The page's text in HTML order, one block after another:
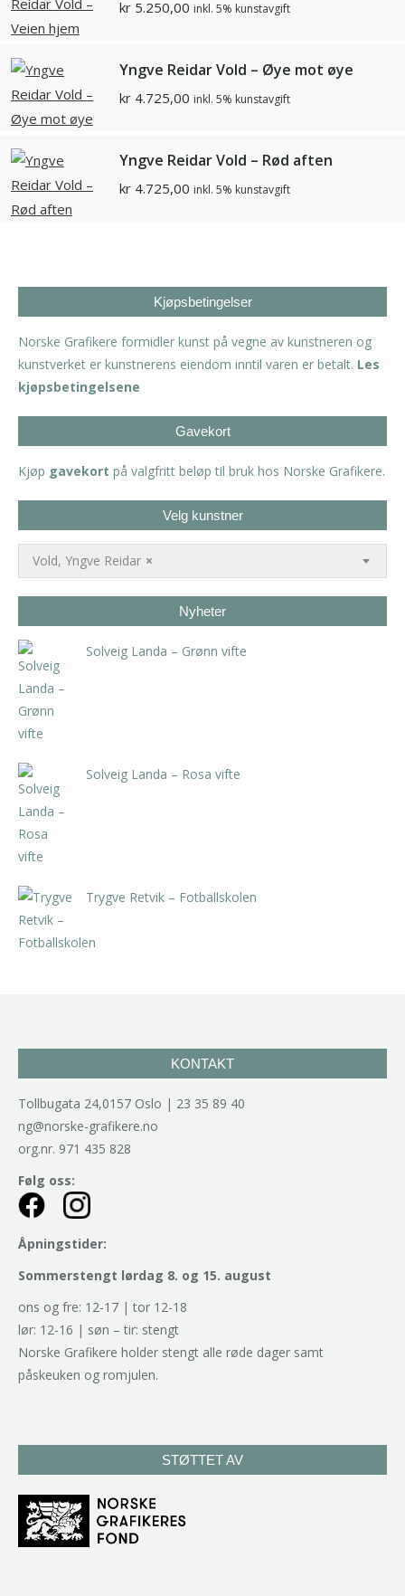
kr 5.250,00 inkl. 5% kunstavgift
Yngve Reidar Vold – Øye mot øye
kr 4.725,00 inkl. 5% kunstavgift
Yngve Reidar Vold – Rød aften
kr 4.725,00 inkl. 5% kunstavgift
Kjøpsbetingelser
Norske Grafikere formidler kunst på vegne av kunstneren og
kunstverket er kunstnerens eiendom inntil varen er betalt. Les
kjøpsbetingelsene
Gavekort
Kjøp gavekort på valgfritt beløp til bruk hos Norske Grafikere.
Velg kunstner
×
Vold, Yngve Reidar
Nyheter
Solveig Landa – Grønn vifte
Solveig Landa – Rosa vifte
Trygve Retvik – Fotballskolen
KONTAKT
Tollbugata 24,0157 Oslo | 23 35 89 40
ng@norske-grafikere.no
org.nr. 971 435 828
Følg oss:
Åpningstider:
Sommerstengt lørdag 8. og 15. august
ons og fre: 12-17 | tor 12-18
lør: 12-16 | søn – tir: stengt
Norske Grafikere holder stengt alle røde dager samt
påskeuken og romjulen.
STØTTET AV